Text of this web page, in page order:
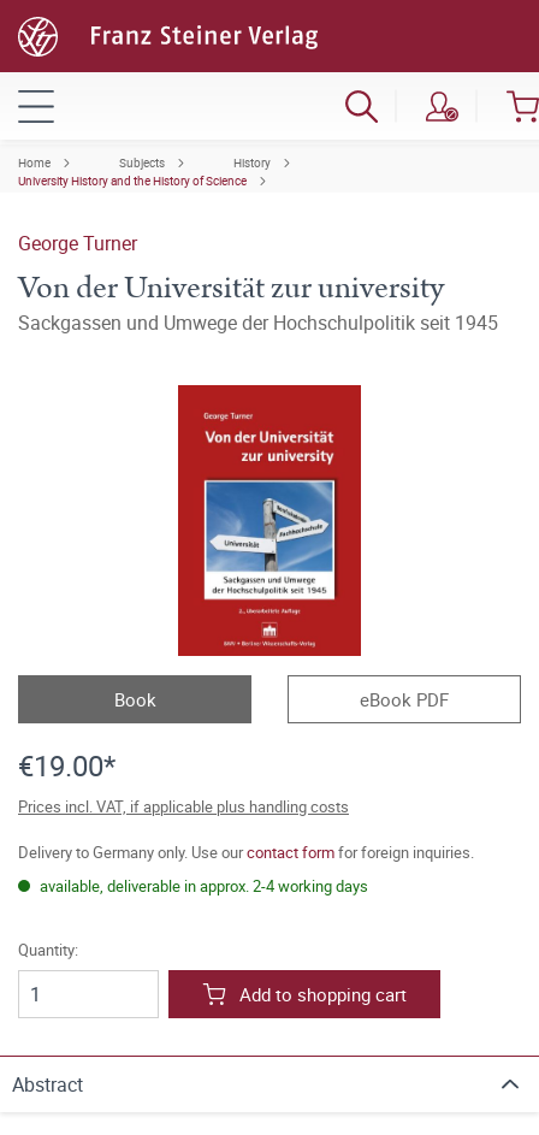
Home Subjects
History
University History and the History of Science
George Turner
Von der Universität zur university
Sackgassen und Umwege der Hochschulpolitik seit 1945
Book eBook PDF
€19.00*
Prices incl. VAT, if applicable plus handling costs
Delivery to Germany only. Use ourcontact formfor foreign inquiries.
available, deliverable in approx. 2-4 working days
Quantity:
Add to shopping cart
Abstract